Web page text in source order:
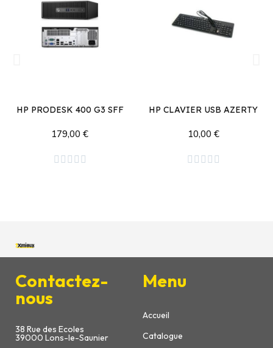
HP PRODESK 400 G3 SFF
179,00 €
    
HP CLAVIER USB AZERTY
10,00 €
    
Contactez-
nous
38 Rue des Ecoles
39000 Lons-le-Saunier
Menu
Accueil
Catalogue